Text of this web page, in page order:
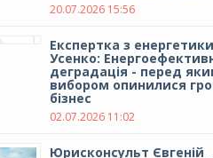
20.07.2026 15:56
Експертка з
Усенко:
деградація - перед
вибором опинилися
бізнес
02.07.2026 11:02
Юрисконсульт Євгеній